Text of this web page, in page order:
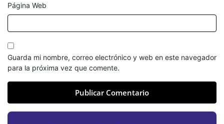
Página Web
Guarda mi nombre, correo electrónico y web en este navegador
para la próxima vez que comente.
Publicar Comentario